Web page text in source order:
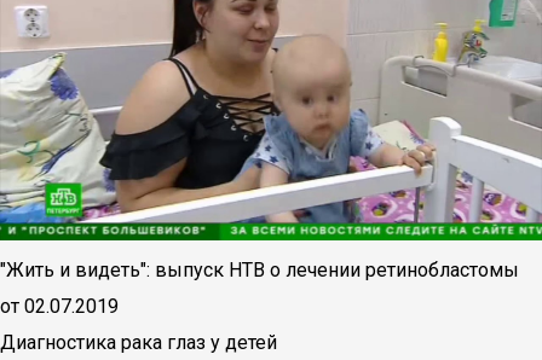
"Жить и видеть": выпуск НТВ о лечении ретинобластомы
от 02.07.2019
Диагностика рака глаз у детей